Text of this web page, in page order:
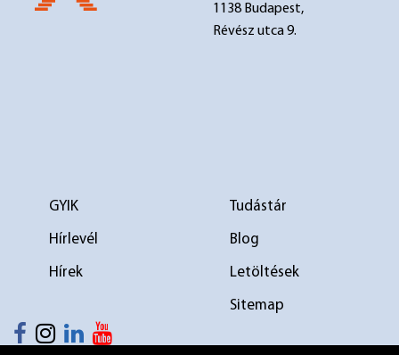
1138 Budapest,
Révész utca 9.
GYIK
Hírlevél
Hírek
elválasztó 2
Tudástár
Blog
Letöltések
Sitemap